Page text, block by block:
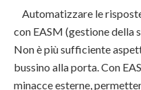
Automatizzare le
con EASM (gestione della
Non è più sufficiente
bussino alla porta. Con
minacce esterne,